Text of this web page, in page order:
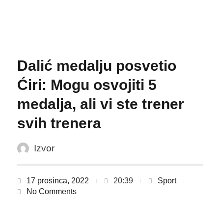
Dalić medalju posvetio
Ćiri: Mogu osvojiti 5
medalja, ali vi ste trener
svih trenera
Izvor
17 prosinca, 2022 20:39
Sport
No Comments